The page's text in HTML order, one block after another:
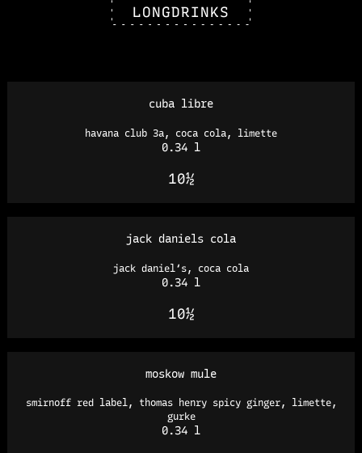
LONGDRINKS
cuba libre
havana club 3a, coca cola, limette
0.34 l
10½
jack daniels cola
jack daniel‘s, coca cola
0.34 l
10½
moskow mule
smirnoff red label, thomas henry spicy ginger, limette,
gurke
0.34 l